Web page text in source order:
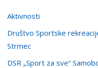
Aktivnosti
Društvo Sportske
Strmec
DSR „Sport za sve“